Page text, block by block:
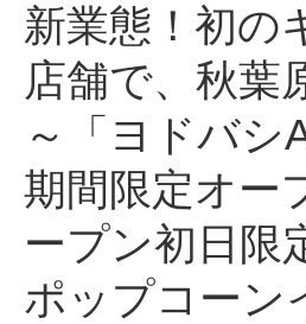
新業態！初の
店舗で、秋葉
～「ヨドバシ
期間限定オ
ープン初日限
ポップコーン